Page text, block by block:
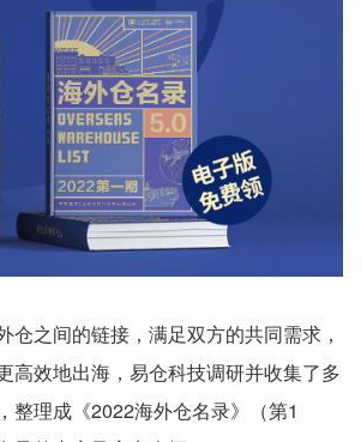
仓之间的链接，满足双方的共同需求，
高效地出海，易仓科技调研并收集了多
整理成《2022海外仓名录》（第1